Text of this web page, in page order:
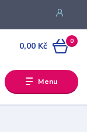
Menu
0
0,00 Kč